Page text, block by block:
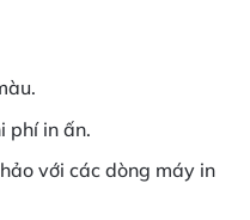
phí in ấn.
với các dòng máy in